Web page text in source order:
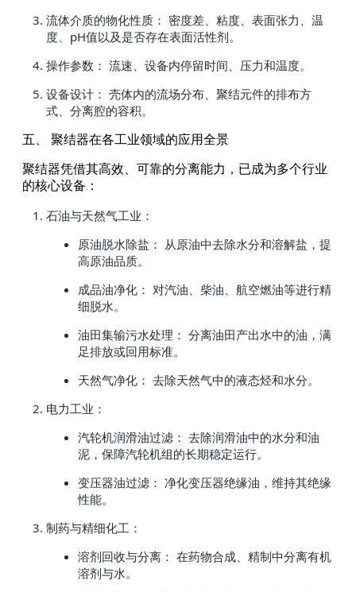
流体介质的物化性质： 密度差、粘度、表面张力、温
度、pH值以及是否存在表面活性剂。
操作参数： 流速、设备内停留时间、压力和温度。
设备设计： 壳体内的流场分布、聚结元件的排布方
式、分离腔的容积。
五、 聚结器在各工业领域的应用全景
聚结器凭借其高效、可靠的分离能力，已成为多个行业
的核心设备：
石油与天然气工业：
原油脱水除盐： 从原油中去除水分和溶解盐，提
高原油品质。
成品油净化： 对汽油、柴油、航空燃油等进行精
细脱水。
油田集输污水处理： 分离油田产出水中的油，满
足排放或回用标准。
天然气净化： 去除天然气中的液态烃和水分。
电力工业：
汽轮机润滑油过滤： 去除润滑油中的水分和油
泥，保障汽轮机组的长期稳定运行。
变压器油过滤： 净化变压器绝缘油，维持其绝缘
性能。
制药与精细化工：
溶剂回收与分离： 在药物合成、精制中分离有机
溶剂与水。